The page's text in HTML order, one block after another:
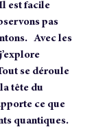
est facile
pas
Avec les
se déroule
tête du
ce que
quantiques.